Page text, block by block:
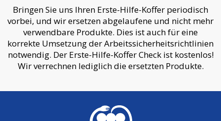
Bringen Sie uns Ihren Erste-Hilfe-Koffer periodisch
vorbei, und wir ersetzen abgelaufene und nicht mehr
verwendbare Produkte. Dies ist auch für eine
korrekte Umsetzung der Arbeitssicherheitsrichtlinien
notwendig. Der Erste-Hilfe-Koffer Check ist kostenlos!
Wir verrechnen lediglich die ersetzten Produkte.